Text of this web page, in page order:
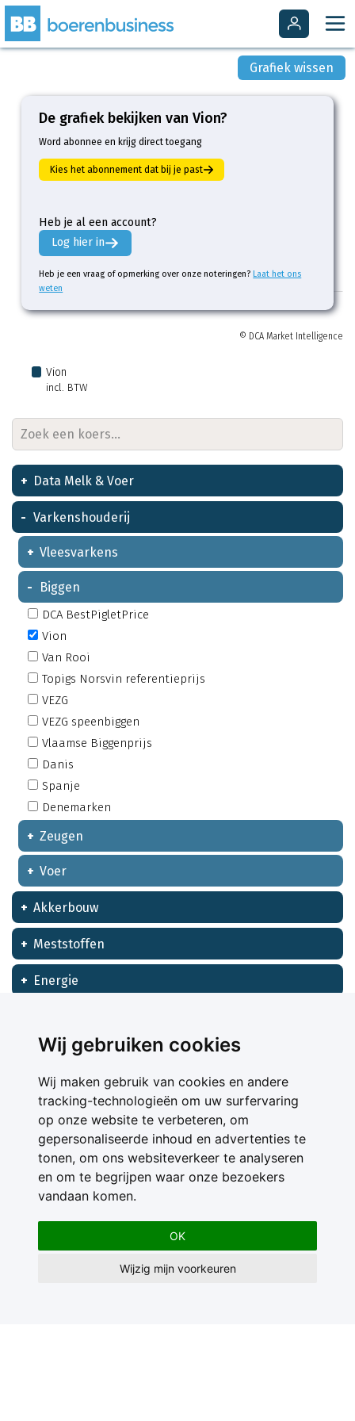
Wij gebruiken cookies
Wij maken gebruik van cookies en andere
tracking-technologieën om uw surfervaring
op onze website te verbeteren, om
gepersonaliseerde inhoud en advertenties te
tonen, om ons websiteverkeer te analyseren
en om te begrijpen waar onze bezoekers
vandaan komen.
OK
Wijzig mijn voorkeuren
Grafiek wissen
Vion
incl. BTW
De grafiek bekijken van Vion?
Word abonnee en krijg direct toegang
Kies het abonnement dat bij je past
Heb je al een account?
Log hier in
Heb je een vraag of opmerking over onze noteringen?Laat het ons
weten
Data Melk & Voer
Varkenshouderij
Vleesvarkens
Biggen
DCA BestPigletPrice
Vion
Van Rooi
Topigs Norsvin referentieprijs
VEZG
VEZG speenbiggen
Vlaamse Biggenprijs
Danis
Spanje
Denemarken
Zeugen
Voer
Akkerbouw
Meststoffen
Energie